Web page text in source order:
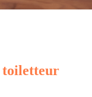
toiletteur